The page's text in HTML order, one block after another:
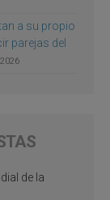
a su propio
parejas del
de la